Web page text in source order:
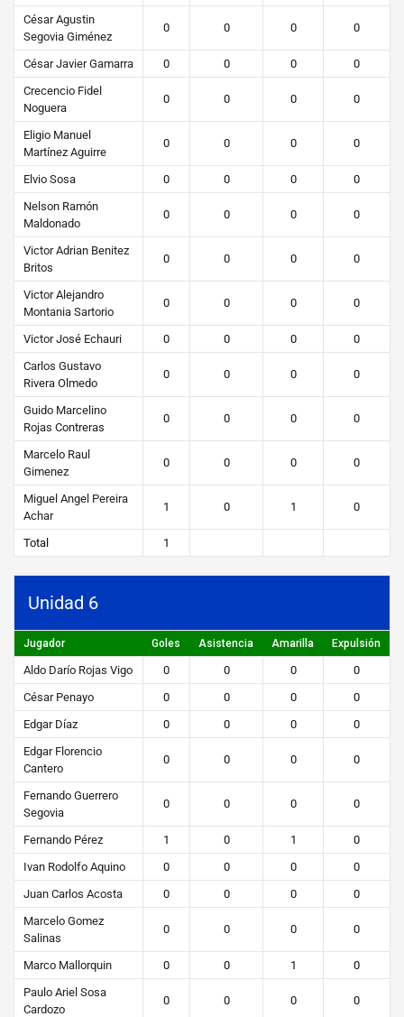
César Agustin
Segovia Giménez
0 0 0 0
César Javier Gamarra 0 0 0
0
Crecencio Fidel
Noguera
0 0 0 0
Eligio Manuel
Martínez Aguirre
0 0 0 0
Elvio Sosa 0 0 0
0
Nelson Ramón
Maldonado
0 0 0 0
Victor Adrian Benitez
Britos
0 0 0 0
Victor Alejandro
Montania Sartorio
0 0 0 0
Victor José Echauri 0 0 0
0
Carlos Gustavo
Rivera Olmedo
0 0 0 0
Guido Marcelino
Rojas Contreras
0 0 0 0
Marcelo Raul
Gimenez
0 0 0 0
Miguel Angel Pereira
Achar
1 0 1 0
Total 1
Unidad 6
Jugador Goles Asistencia Amarilla Expulsión
Aldo Darío Rojas Vigo 0 0 0
0
César Penayo
0 0 0
0
Edgar Díaz
0 0 0
0
Edgar Florencio
Cantero
0 0 0 0
Fernando Guerrero
Segovia
0 0 0 0
Fernando Pérez 1 0 1
0
Ivan Rodolfo Aquino
0 0 0
0
Juan Carlos Acosta
0 0 0
0
Marcelo Gomez
Salinas
0 0 0 0
Marco Mallorquin 0 0 1
0
Paulo Ariel Sosa
Cardozo
0 0 0 0